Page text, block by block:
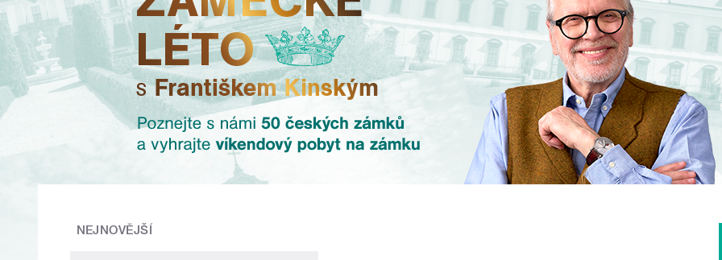
NEJNOVĚJŠÍ